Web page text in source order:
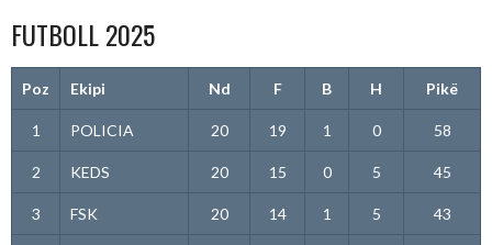
FUTBOLL 2025
Poz Ekipi Nd F B H Pikë
1 POLICIA 20 19 1 0 58
2 KEDS 20 15 0 5 45
3 FSK 20 14 1 5 43